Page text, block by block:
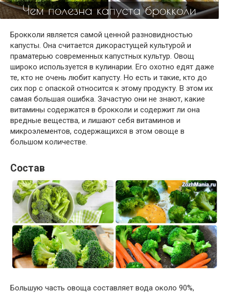
Брокколи является самой ценной разновидностью
капусты. Она считается дикорастущей культурой и
праматерью современных капустных культур. Овощ
широко используется в кулинарии. Его охотно едят даже
те, кто не очень любит капусту. Но есть и такие, кто до
сих пор с опаской относится к этому продукту. В этом их
самая большая ошибка. Зачастую они не знают, какие
витамины содержатся в брокколи и содержит ли она
вредные вещества, и лишают себя витаминов и
микроэлементов, содержащихся в этом овоще в
большом количестве.
Состав
Большую часть овоща составляет вода около 90%,